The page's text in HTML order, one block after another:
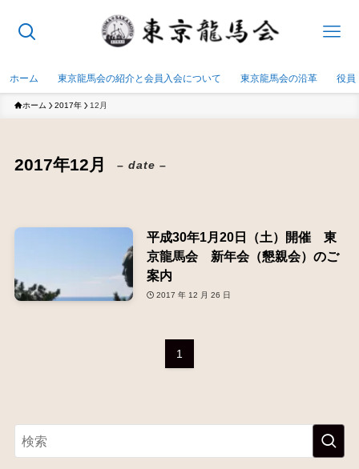
ホーム 東京龍馬会の紹介と会員入会について 東京龍馬会の沿革 役員
ホーム 2017年 12月
2017年12月 – date –
平成30年1月20日（土）開催 東
京龍馬会 新年会（懇親会）のご
案内
2017 年 12 月 26 日
1